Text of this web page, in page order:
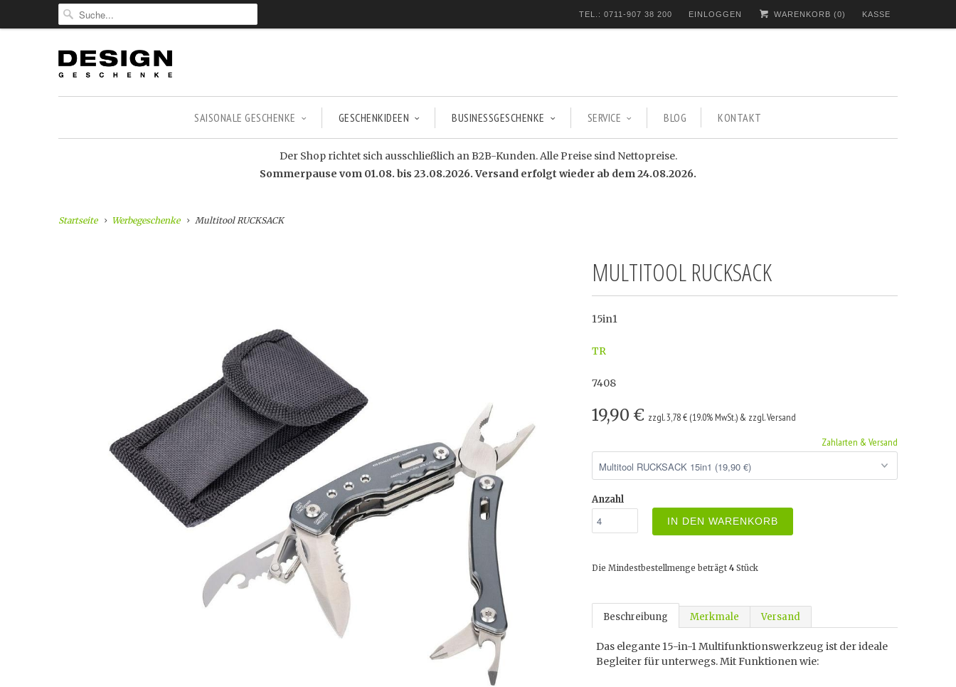
TEL.: 0711-907 38 200 EINLOGGEN WARENKORB (0) KASSE
SAISONALE GESCHENKE GESCHENKIDEEN BUSINESSGESCHENKE SERVICE BLOG KONTAKT
Der Shop richtet sich ausschließlich an B2B-Kunden. Alle Preise sind Nettopreise.
Sommerpause vom 01.08. bis 23.08.2026. Versand erfolgt wieder ab dem 24.08.2026.
Startseite Werbegeschenke Multitool RUCKSACK
MULTITOOL RUCKSACK
15in1
TR
7408
19,90 € zzgl. 3,78 € (19.0% MwSt.) & zzgl. Versand
Zahlarten & Versand
Anzahl
IN DEN WARENKORB
Die Mindestbestellmenge beträgt 4 Stück
Beschreibung Merkmale Versand
Das elegante 15-in-1 Multifunktionswerkzeug ist der ideale
Begleiter für unterwegs. Mit Funktionen wie: